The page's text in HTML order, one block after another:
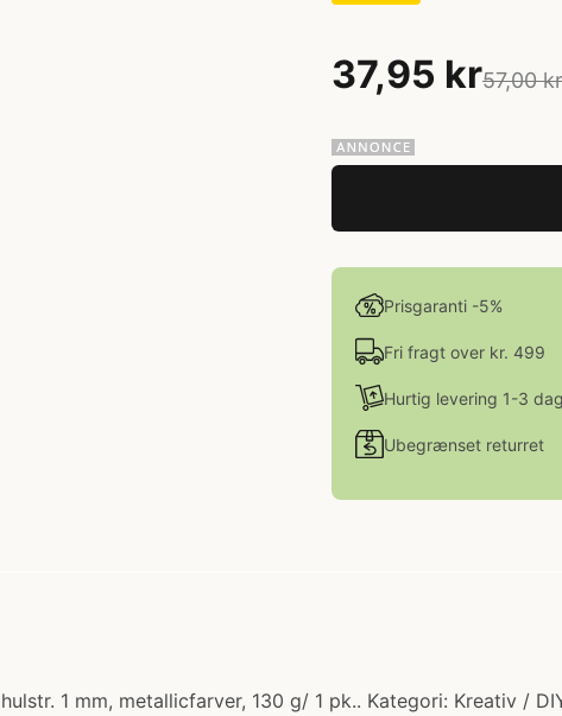
37,95 kr57,00 kr
Prisgaranti -5%
Fri fragt over kr. 499
Hurtig levering 1-3
Ubegrænset returret
1 mm, metallicfarver, 130 g/ 1 pk.. Kategori: Kreativ /